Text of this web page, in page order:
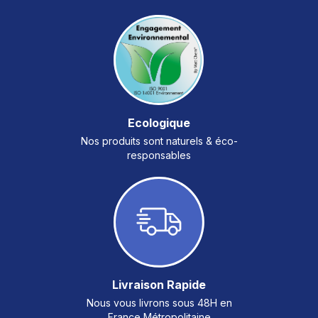
Ecologique
Nos produits sont naturels & éco-
responsables
Livraison Rapide
Nous vous livrons sous 48H en